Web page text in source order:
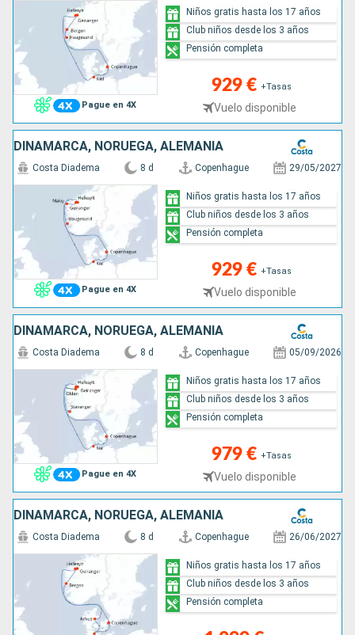
Pague en 4X
929 € +Tasas
Vuelo disponible
Niños gratis hasta los 17 años
Club niños desde los 3 años
Pensión completa
DINAMARCA, NORUEGA, ALEMANIA
Pague en 4X
Costa Diadema 8 d Copenhague 29/05/2027
929 € +Tasas
Vuelo disponible
Niños gratis hasta los 17 años
Club niños desde los 3 años
Pensión completa
DINAMARCA, NORUEGA, ALEMANIA
Pague en 4X
Costa Diadema 8 d Copenhague 05/09/2026
979 € +Tasas
Vuelo disponible
Niños gratis hasta los 17 años
Club niños desde los 3 años
Pensión completa
DINAMARCA, NORUEGA, ALEMANIA
Costa Diadema 8 d Copenhague 26/06/2027
Niños gratis hasta los 17 años
Club niños desde los 3 años
Pensión completa